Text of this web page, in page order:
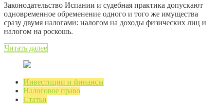
Законодательство Испании и судебная практика допускают
одновременное обременение одного и того же имущества
сразу двумя налогами: налогом на доходы физических лиц и
налогом на роскошь.
Читать далее
Инвестиции и финансы
Налоговое право
Статьи